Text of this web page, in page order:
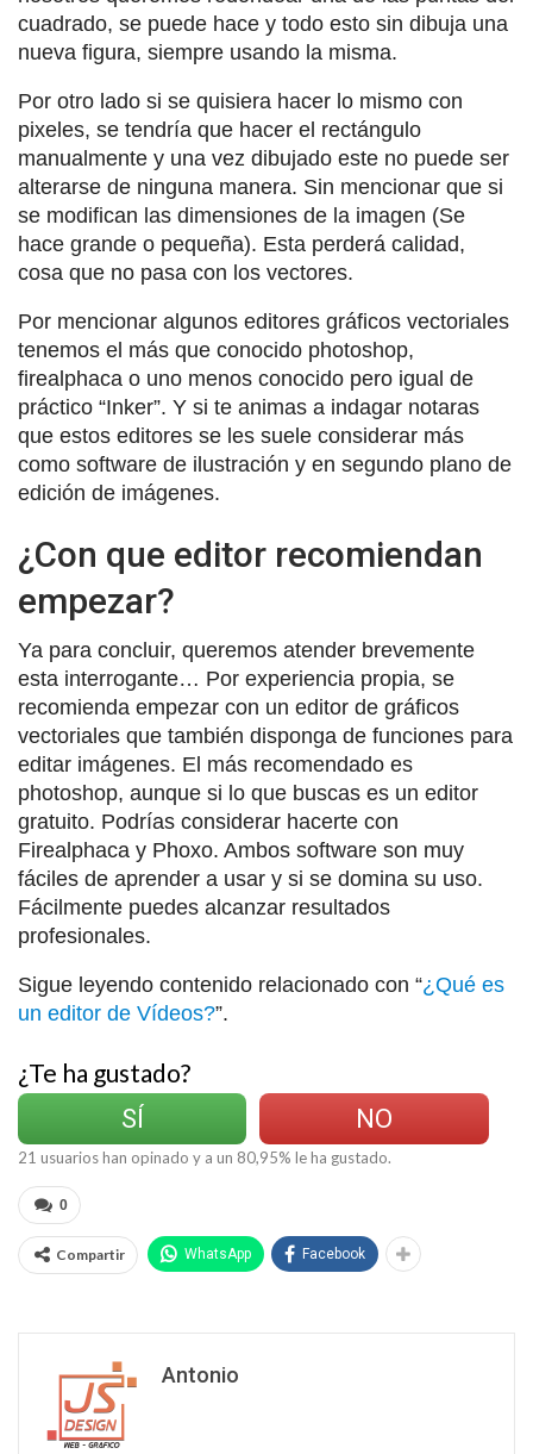
cuadrado, se puede hace y todo esto sin dibuja una
nueva figura, siempre usando la misma.
Por otro lado si se quisiera hacer lo mismo con
pixeles, se tendría que hacer el rectángulo
manualmente y una vez dibujado este no puede ser
alterarse de ninguna manera. Sin mencionar que si
se modifican las dimensiones de la imagen (Se
hace grande o pequeña). Esta perderá calidad,
cosa que no pasa con los vectores.
Por mencionar algunos editores gráficos vectoriales
tenemos el más que conocido photoshop,
firealphaca o uno menos conocido pero igual de
práctico “Inker”. Y si te animas a indagar notaras
que estos editores se les suele considerar más
como software de ilustración y en segundo plano de
edición de imágenes.
¿Con que editor recomiendan
empezar?
Ya para concluir, queremos atender brevemente
esta interrogante… Por experiencia propia, se
recomienda empezar con un editor de gráficos
vectoriales que también disponga de funciones para
editar imágenes. El más recomendado es
photoshop, aunque si lo que buscas es un editor
gratuito. Podrías considerar hacerte con
Firealphaca y Phoxo. Ambos software son muy
fáciles de aprender a usar y si se domina su uso.
Fácilmente puedes alcanzar resultados
profesionales.
Sigue leyendo contenido relacionado con “¿Qué es
un editor de Vídeos?”.
¿Te ha gustado?
SÍ
NO
21 usuarios han opinado y a un 80,95% le ha gustado.
0
Compartir WhatsApp Facebook
Antonio